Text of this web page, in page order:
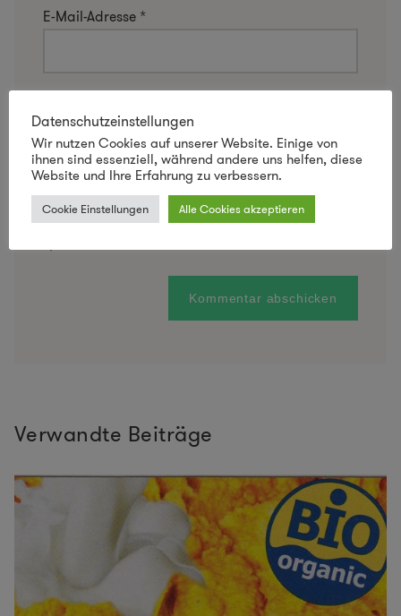
E-Mail-Adresse *
Name, E-Mail-Adresse und Website in diesem
Browser für meinen nächsten Kommentar
Verwandte Beiträge
Datenschutzeinstellungen
Wir nutzen Cookies auf unserer Website. Einige von
ihnen sind essenziell, während andere uns helfen, diese
Website und Ihre Erfahrung zu verbessern.
Cookie Einstellungen Alle Cookies akzeptieren